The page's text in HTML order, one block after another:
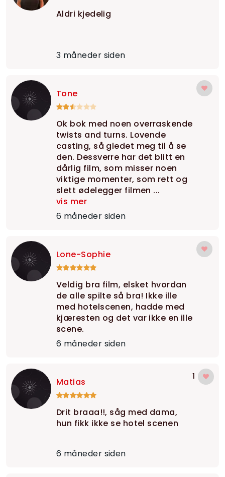
Aldri kjedelig
3 måneder siden
Tone
Ok bok med noen overraskende
twists and turns. Lovende
casting, så gledet meg til å se
den. Dessverre har det blitt en
dårlig film, som misser noen
viktige momenter, som rett og
slett ødelegger filmen ...
vis mer
6 måneder siden
Lone-Sophie
Veldig bra film, elsket hvordan
de alle spilte så bra! Ikke ille
med hotelscenen, hadde med
kjæresten og det var ikke en ille
scene.
6 måneder siden
Matias
Drit braaa!!, såg med dama,
hun fikk ikke se hotel scenen
6 måneder siden
1